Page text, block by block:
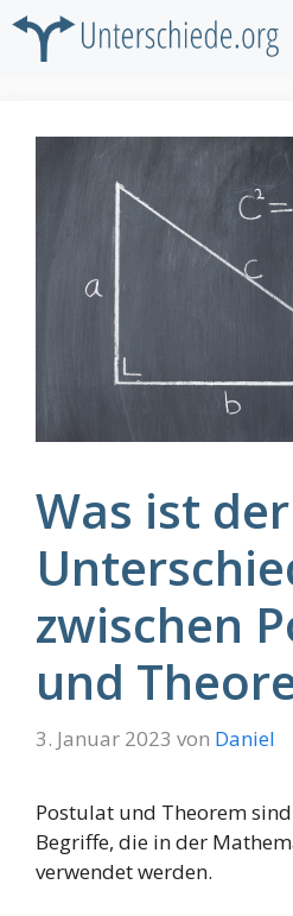
Zum
Inhalt
Was ist der
zwischen
und
3. Januar 2023 von Daniel
Postulat und Theorem
Begriffe, die in der
verwendet werden.